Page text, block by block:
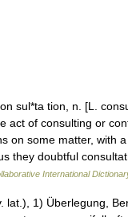
sul*ta tion, n. [L.
act of consulting or
on some matter, with a
they doubtful
International
lat.), 1) Überlegung,